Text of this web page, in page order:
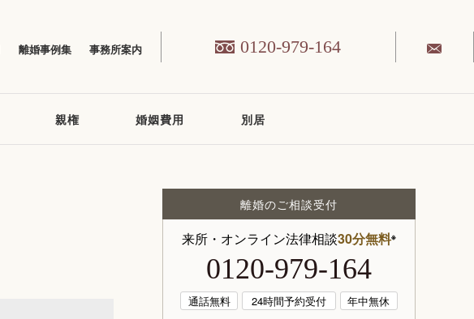
離婚事例集 事務所案内 0120-979-164
親権 婚姻費用 別居
離婚のご相談受付
来所・オンライン法律相談30分無料※
0120-979-164
通話無料 24時間予約受付
年中無休